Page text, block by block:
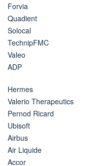
Forvia
Quadient
Solocal
TechnipFMC
Valeo
ADP
Hermes
Valerio Therapeutics
Pernod Ricard
Ubisoft
Airbus
Air Liquide
Accor